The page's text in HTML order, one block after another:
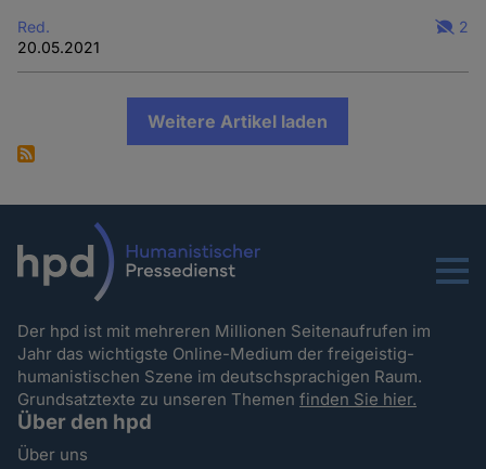
Red.
20.05.2021
2
Weitere Artikel laden
Menu
Der hpd ist mit mehreren Millionen Seitenaufrufen im
Jahr das wichtigste Online-Medium der freigeistig-
humanistischen Szene im deutschsprachigen Raum.
Grundsatztexte zu unseren Themenfinden Sie hier.
Über den hpd
Über uns